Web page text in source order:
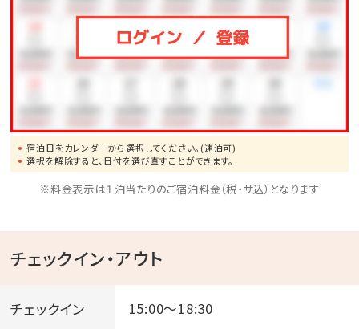
宿泊日をカレンダーから選択してください。(連泊可)
選択を解除すると、日付を選び直すことができます。
※料金表示は１泊当たりのご宿泊料金（税・サ込）となります
チェックイン・アウト
チェックイン 15:00～18:30